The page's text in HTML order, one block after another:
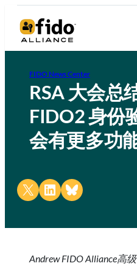
FIDO News Center
RSA 大会总
FIDO2 身份
会有更多功
Share on X Share on LinkedIn
Share on Bluesky
Andrew FIDO Alliance高